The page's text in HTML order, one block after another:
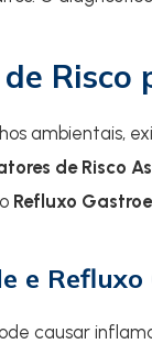
Risco
ambientais,
de Risco
Refluxo
e
causar